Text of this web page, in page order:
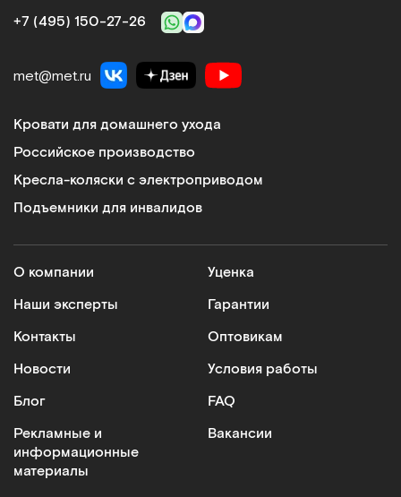
+7 (495) 150‑27‑26
met@met.ru
Кровати для домашнего ухода
Российское производство
Кресла-коляски с электроприводом
Подъемники для инвалидов
О компании
Наши эксперты
Контакты
Новости
Блог
Рекламные и
информационные
материалы
Уценка
Гарантии
Оптовикам
Условия работы
FAQ
Вакансии